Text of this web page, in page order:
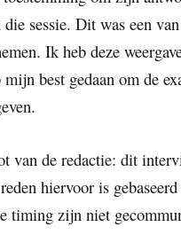
die sessie. Dit was een
Ik heb deze
mijn best gedaan om de
van de redactie: dit
hiervoor is
timing zijn niet